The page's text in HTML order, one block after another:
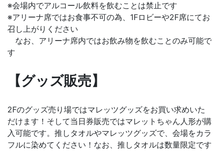
※会場内でアルコール飲料を飲むことは禁止です
※アリーナ席ではお食事不可の為、1Fロビーや2F席にてお
召し上がりください
なお、アリーナ席内ではお飲み物を飲むことのみ可能で
す
【グッズ販売】
2Fのグッズ売り場ではマレッツグッズをお買い求めいた
だけます！そして当日券販売ではマレットちゃん人形が購
入可能です。推しタオルやマレッツグッズで、会場をカラ
フルに染めてください！なお、推しタオルは数量限定です